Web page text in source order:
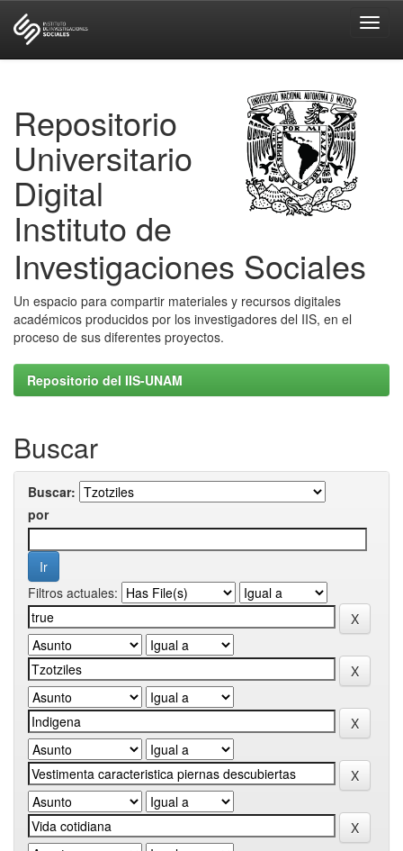
Repositorio
Universitario
Digital
Instituto de
Investigaciones Sociales
Un espacio para compartir materiales y recursos digitales
académicos producidos por los investigadores del IIS, en el
proceso de sus diferentes proyectos.
Repositorio del IIS-UNAM
Buscar
Buscar:
por
Filtros actuales: